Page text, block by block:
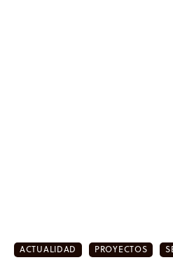
Investigación
ACTUALIDAD PROYECTOS